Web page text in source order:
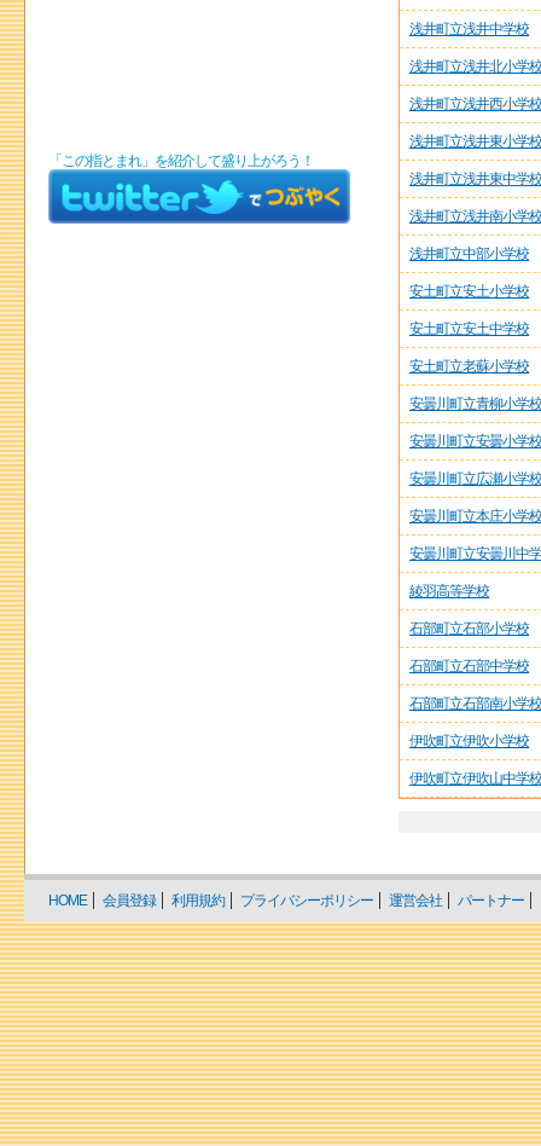
浅井町立浅井中学校
浅井町立浅井北小学校
浅井町立浅井西小学校
浅井町立浅井東小学校
浅井町立浅井東中学校
浅井町立浅井南小学校
浅井町立中部小学校
安土町立安土小学校
安土町立安土中学校
安土町立老蘇小学校
安曇川町立青柳小学校
安曇川町立安曇小学校
安曇川町立広瀬小学校
安曇川町立本庄小学校
安曇川町立安曇川中
綾羽高等学校
石部町立石部小学校
石部町立石部中学校
石部町立石部南小学校
伊吹町立伊吹小学校
伊吹町立伊吹山中学校
「この指とまれ」を紹介して盛り上がろう！
HOME 会員登録 利用規約 プライバシーポリシー 運営会社 パートナー